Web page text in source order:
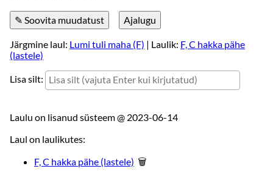
Järgmine laul: Lumi tuli maha (F) | Laulik: F, C hakka pähe
(lastele)
Lisa silt:
Laulu on lisanud süsteem @ 2023-06-14
Laul on laulikutes:
F, C hakka pähe (lastele) 🗑